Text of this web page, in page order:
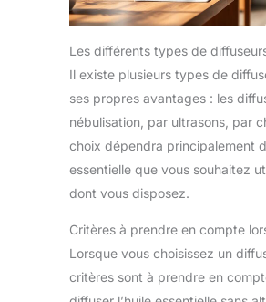
Les différents types de
Il existe plusieurs types de
ses propres avantages : les
nébulisation, par ultrasons, par
choix dépendra principalement
essentielle que vous souhaitez
dont vous disposez.
Critères à prendre en compte
Lorsque vous choisissez un
critères sont à prendre en